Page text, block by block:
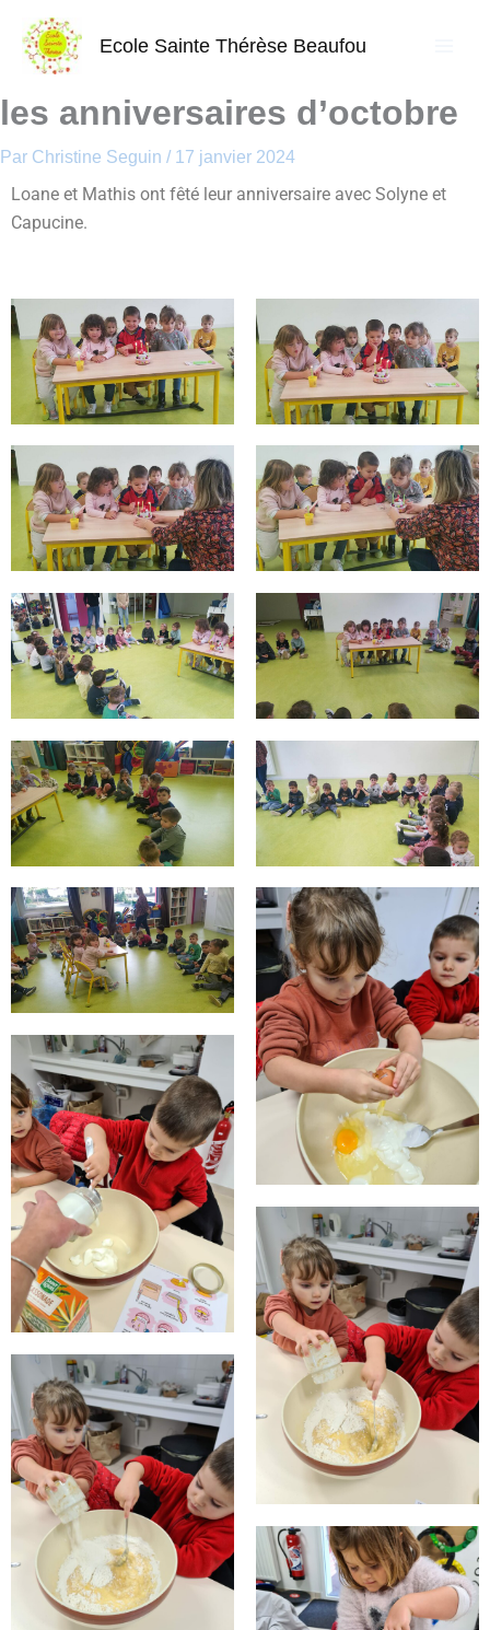
contenu
Ecole Sainte Thérèse Beaufou
les anniversaires d’octobre
Par Christine Seguin / 17 janvier 2024
Loane et Mathis ont fêté leur anniversaire avec Solyne et
Capucine.